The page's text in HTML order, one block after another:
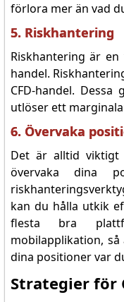
förlora mer än vad
5. Riskhantering
Riskhantering är
handel.
CFD-handel.
utlöser ett
6. Övervaka
Det är alltid
övervaka dina
kan du hålla utkik
flesta bra
mobilapplikation,
dina positioner var
Strategier för